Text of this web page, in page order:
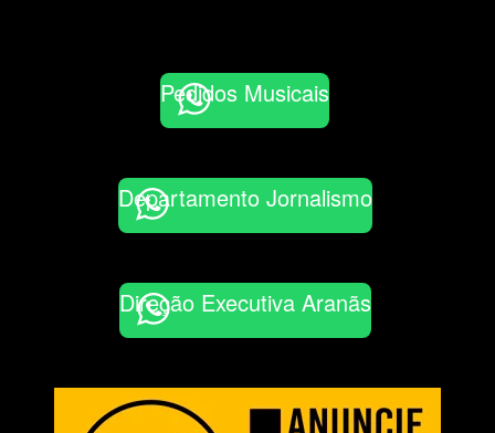
Pedidos Musicais
Departamento Jornalismo
Direção Executiva Aranãs